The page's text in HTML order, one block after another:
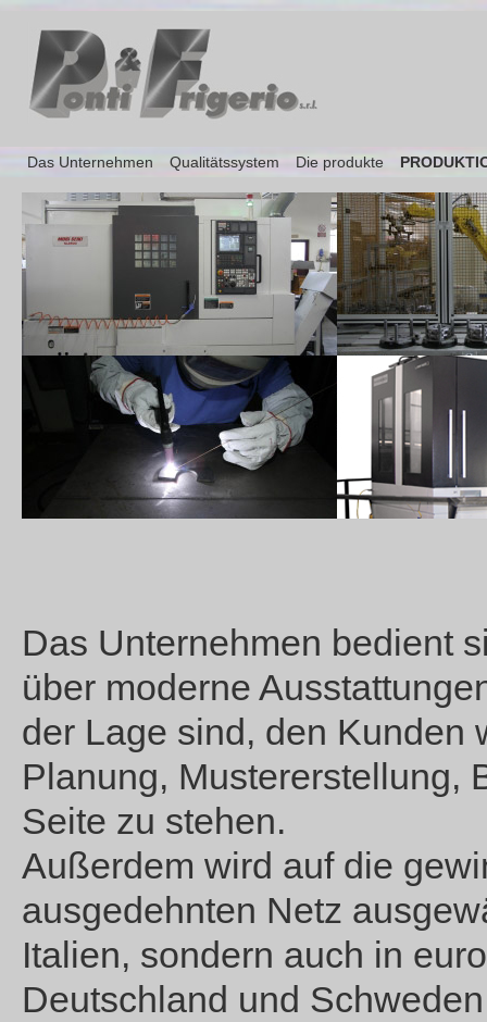
Das Unternehmen Qualitätssystem Die produkte
Das Unternehmen bedient
über moderne
der Lage sind, den Kunden
Planung, Mustererstellung,
Seite zu stehen.
Außerdem wird auf die
ausgedehnten Netz
Italien, sondern auch in
Deutschland und